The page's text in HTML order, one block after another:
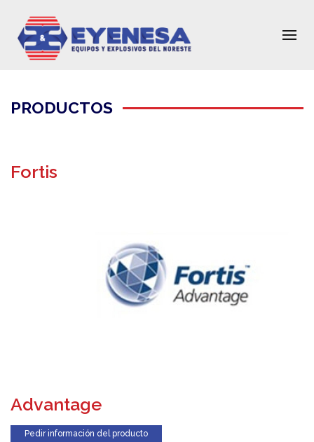
PRODUCTOS
Fortis
Advantage
Pedir información del producto